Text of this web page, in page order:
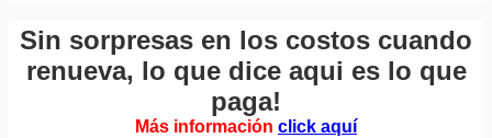
Sin sorpresas en los costos cuando
renueva, lo que dice aqui es lo que
paga!
Más información click aquí